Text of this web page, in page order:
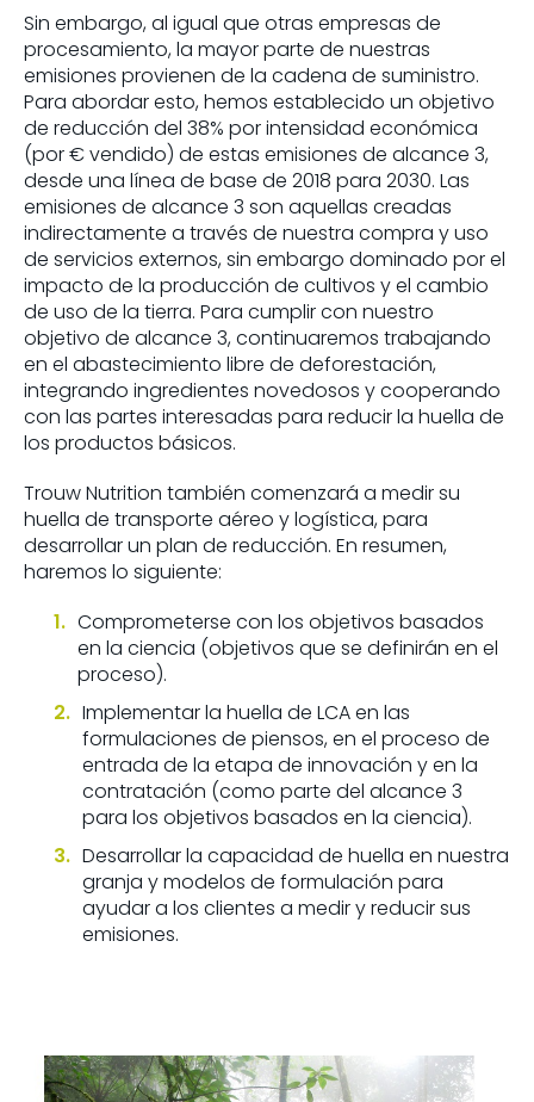
Sin embargo, al igual que otras empresas de
procesamiento, la mayor parte de nuestras
emisiones provienen de la cadena de suministro.
Para abordar esto, hemos establecido un objetivo
de reducción del 38% por intensidad económica
(por € vendido) de estas emisiones de alcance 3,
desde una línea de base de 2018 para 2030. Las
emisiones de alcance 3 son aquellas creadas
indirectamente a través de nuestra compra y uso
de servicios externos, sin embargo dominado por el
impacto de la producción de cultivos y el cambio
de uso de la tierra. Para cumplir con nuestro
objetivo de alcance 3, continuaremos trabajando
en el abastecimiento libre de deforestación,
integrando ingredientes novedosos y cooperando
con las partes interesadas para reducir la huella de
los productos básicos.
Trouw Nutrition también comenzará a medir su
huella de transporte aéreo y logística, para
desarrollar un plan de reducción. En resumen,
haremos lo siguiente:
Comprometerse con los objetivos basados ​​
en la ciencia (objetivos que se definirán en el
proceso).
Implementar la huella de LCA en las
formulaciones de piensos, en el proceso de
entrada de la etapa de innovación y en la
contratación (como parte del alcance 3
para los objetivos basados ​​en la ciencia).
Desarrollar la capacidad de huella en nuestra
granja y modelos de formulación para
ayudar a los clientes a medir y reducir sus
emisiones.